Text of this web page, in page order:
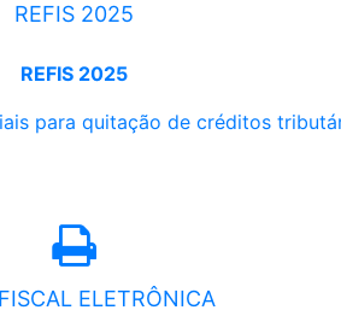
REFIS 2025
REFIS 2025
para quitação de créditos
ELETRÔNICA